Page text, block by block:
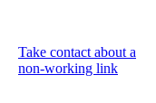
Take contact about a
non-working link